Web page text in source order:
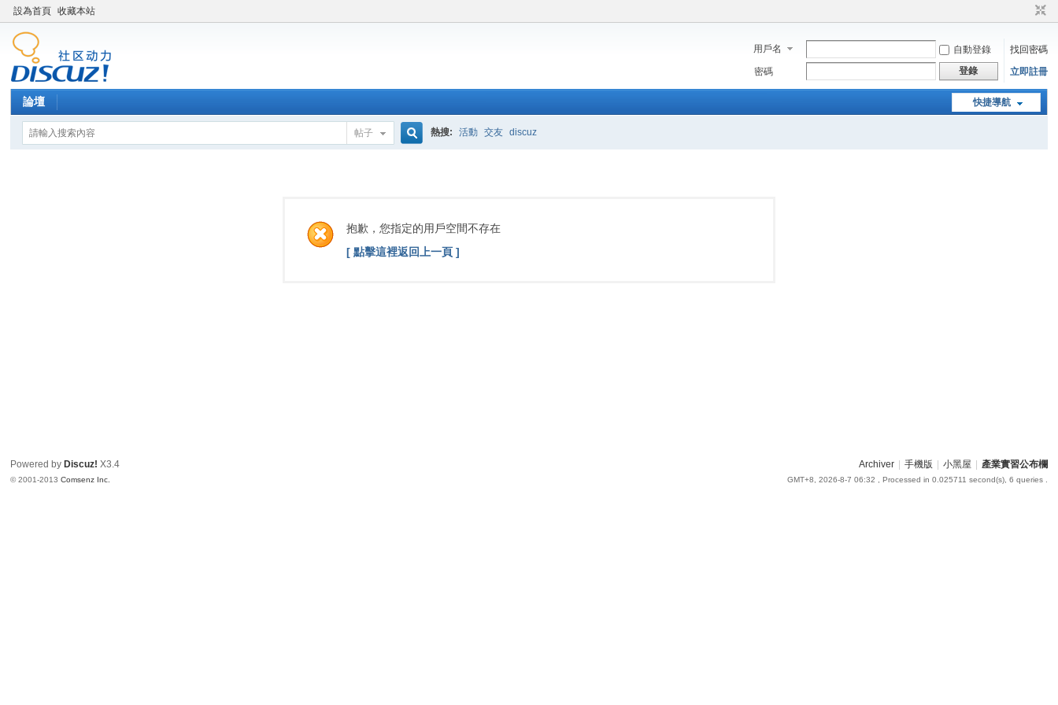
設為首頁 收藏本站
用戶名 自動登錄
找回密碼
密碼
登錄 立即註冊
快捷導航
論壇
帖子
索
熱搜: 活動 交友 discuz
抱歉，您指定的用戶空間不存在
[ 點擊這裡返回上一頁 ]
Archiver 手機版 小黑屋 產業實習公布欄
GMT+8, 2026-8-7 06:32 , Processed in 0.025711 second(s), 6 queries .
Powered by Discuz! X3.4
© 2001-2013Comsenz Inc.